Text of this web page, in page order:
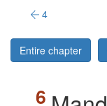
4
Entire chapter